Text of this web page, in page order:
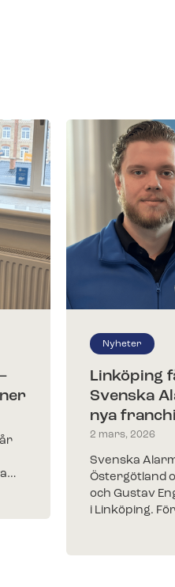
Nyheter
Linköping
Svenska
nya
2 mars, 2026
Svenska
Östergötland
och Gustav
i Linköping.